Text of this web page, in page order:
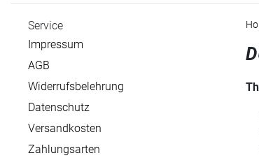
Service
Impressum
AGB
Widerrufsbelehrung
Datenschutz
Versandkosten
Zahlungsarten